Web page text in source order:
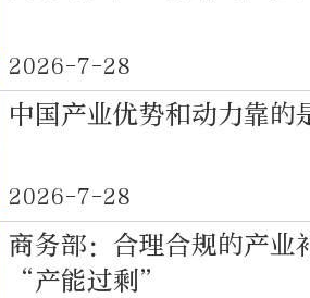
2026-7-28
中国产业优势和动力靠的
2026-7-28
商务部：合理合规的产业
“产能过剩”